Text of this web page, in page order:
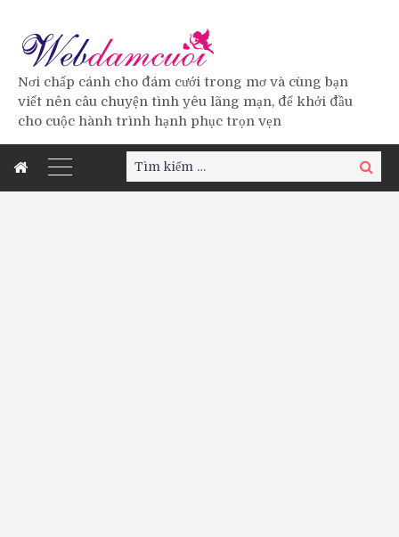
Nơi chấp cánh cho đám cưới trong mơ và cùng bạn
viết nên câu chuyện tình yêu lãng mạn, để khởi đầu
cho cuộc hành trình hạnh phục trọn vẹn
Tìm
kiếm:
Tìm
kiếm